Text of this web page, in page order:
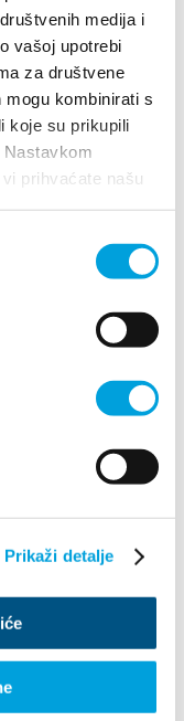
medija i
vašoj upotrebi
za društvene
mogu kombinirati s
koje su prikupili
prihvaćate našu
Prikaži detalje
Štafilić
Lukšić